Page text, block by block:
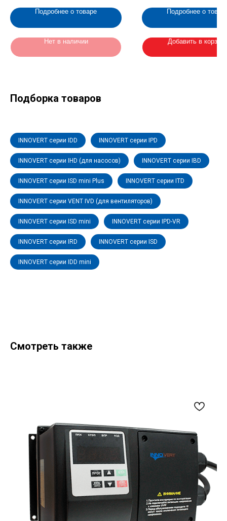
Подробнее о товаре
Нет в наличии
Подробнее о
Добавить в
Подборка товаров
INNOVERT серии IDD INNOVERT серии IPD
INNOVERT серии IHD (для насосов) INNOVERT серии IBD
INNOVERT серии ISD mini Plus INNOVERT серии ITD
INNOVERT серии VENT IVD (для вентиляторов)
INNOVERT серии ISD mini INNOVERT серии IPD-VR
INNOVERT серии IRD INNOVERT серии ISD
INNOVERT серии IDD mini
Смотреть также